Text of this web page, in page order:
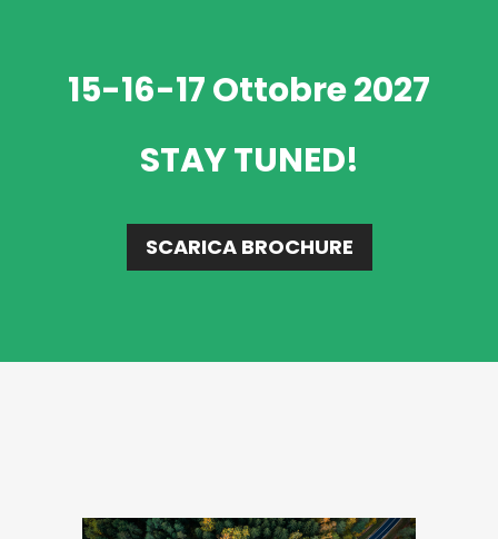
15-16-17 Ottobre 2027
STAY TUNED!
SCARICA BROCHURE